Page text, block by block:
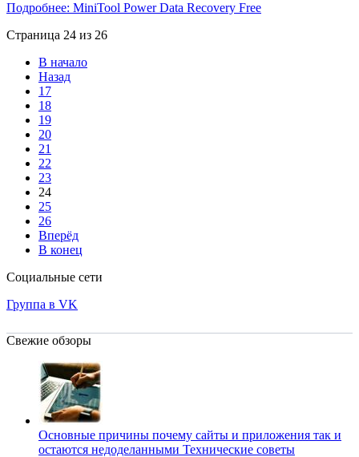
Подробнее: MiniTool Power Data Recovery Free
Страница 24 из 26
В начало
Назад
17
18
19
20
21
22
23
24
25
26
Вперёд
В конец
Социальные сети
Группа в VK
Свежие обзоры
Основные причины почему сайты и приложения так и
остаются недоделанными Технические советы